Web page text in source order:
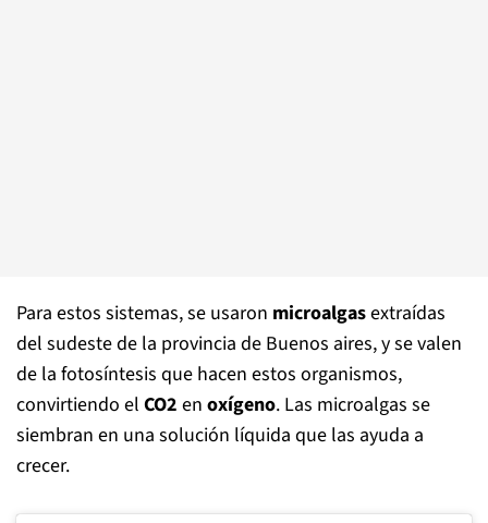
Para estos sistemas, se usaron microalgasextraídas
del sudeste de la provincia de Buenos aires, y se valen
de la fotosíntesis que hacen estos organismos,
convirtiendo el CO2 en oxígeno. Las microalgas se
siembran en una solución líquida que las ayuda a
crecer.